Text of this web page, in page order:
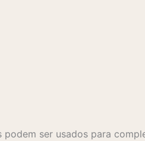
ser usados para